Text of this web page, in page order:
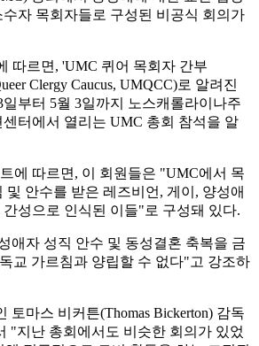
자 목회자들로 구성된 비공식 회의가
따르면, 'UMC 퀴어 목회자 간부
Clergy Caucus, UMQCC)로 알려진
부터 5월 3일까지 노스캐롤라이나주
터에서 열리는 UMC 총회 참석을 알
에 따르면, 이 회원들은 "UMC에서 목
및 안수를 받은 레즈비언, 게이, 양성애
성으로 인식된 이들"로 구성돼 있다.
애자 성직 안수 및 동성결혼 축복을 금
교 가르침과 양립할 수 없다"고 강조하
토마스 비커튼(Thomas Bickerton) 감독
"지난 총회에서도 비슷한 회의가 있었